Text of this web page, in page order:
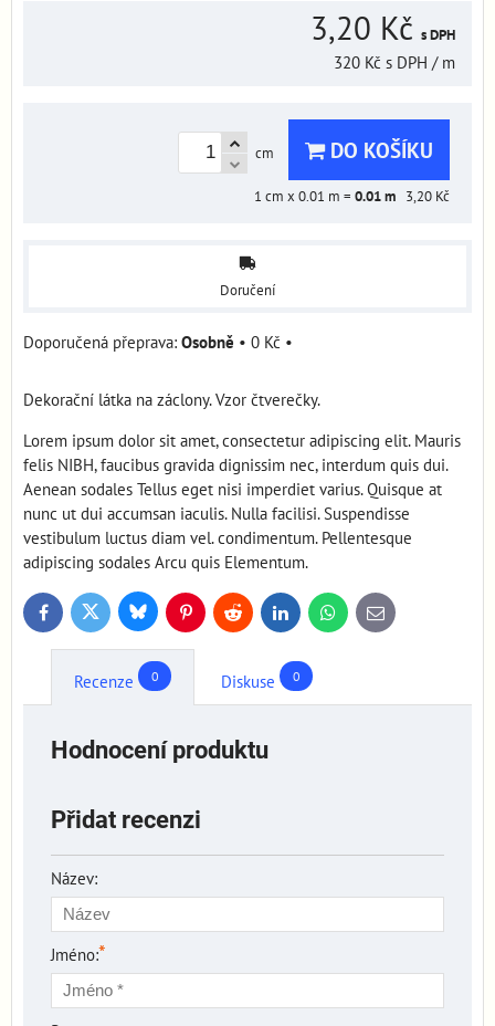
3,20 Kč s DPH
320 Kč s DPH / m
cm DO KOŠÍKU
1 cm x 0.01 m = 0.01m 3,20 Kč
Doručení
Osobně • 0 Kč •
Dekorační látka na záclony. Vzor čtverečky.
Lorem ipsum dolor sit amet, consectetur adipiscing elit. Mauris
felis NIBH, faucibus gravida dignissim nec, interdum quis dui.
Aenean sodales Tellus eget nisi imperdiet varius. Quisque at
nunc ut dui accumsan iaculis. Nulla facilisi. Suspendisse
vestibulum luctus diam vel. condimentum. Pellentesque
adipiscing sodales Arcu quis Elementum.
FacebookTwitter BlueskyPinterestReddit LinkedInWhatsApp
E-
mail
Recenze 0 Diskuse 0
Hodnocení produktu
Přidat recenzi
Název:
Jméno:*